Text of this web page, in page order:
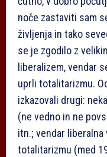
noče zastaviti sam
življenja in tako
se je zgodilo z
liberalizem, vendar
uprli totalitarizmu.
izkazovali drugi:
(ne vedno in ne
itn.; vendar
totalitarizmu (med